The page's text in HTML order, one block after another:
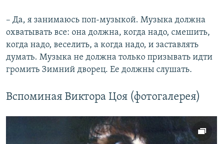
– Да, я занимаюсь поп-музыкой. Музыка должна
охватывать все: она должна, когда надо, смешить,
когда надо, веселить, а когда надо, и заставлять
думать. Музыка не должна только призывать идти
громить Зимний дворец. Ее должны слушать.
Вспоминая Виктора Цоя (фотогалерея)